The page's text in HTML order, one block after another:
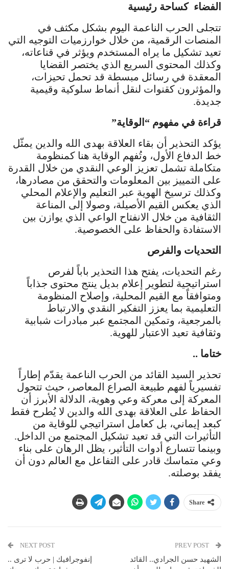
الفضاء كساحة رئيسية
تتجلى الحرب الناعمة اليوم بشكل مكثف في
المنصات الرقمية، من خلال خوارزميات التوجيه التي
تعيد تشكيل ما يراه المستخدم ويؤثر في قناعاته،
وكذلك المحتوى السريع الذي يختصر القضايا
المعقدة في رسائل مبسطة قد تحمل تحيزات،
والمؤثرون كقنوات لنقل أنماط سلوكية وقيمية
جديدة.
قراءة في مفهوم “الوقاية”
يؤكد التحذير أن بقاء العلاقة بهدى الله والدين يمثّل
خط الدفاع الأول، وتُفهم الوقاية هنا كمنظومة
متكاملة تشمل تعزيز الوعي النقدي من خلال القدرة
على التمييز بين المعلومات والتحقق من مصادرها،
وكذلك ترسيخ الهوية عبر التعليم والإعلام المحلي
الذي يعكس القيم الأصيلة، وصولا إلى المناعة
الثقافية من خلال الانفتاح الواعي الذي يوازن بين
الاستفادة والحفاظ على الخصوصية.
التحديات والفرص
رغم التحديات، يفتح هذا التحذير باباً لفرص
استراتيجية لتطوير إعلام بديل ينتج محتوى جذاباً
ومتوافقاً مع القيم المحلية، وإصلاح المنظومة
التعليمية بما يعزز التفكير النقدي والارتباط
بالمرجعية، وتمكين المجتمع عبر مبادرات شبابية
وثقافية تعيد الاعتبار للهوية.
ختاما ..
تحذير السيد القائد من الحرب الناعمة يقدّم إطاراً
تفسيرياً لفهم طبيعة الصراع المعاصر، حيث تتحول
المعركة إلى معركة وعي وهوية، الدلالة الأبرز أن
الحفاظ على العلاقة بهدى الله والدين لا يُطرح فقط
كبعد إيماني، بل كعامل استراتيجي للوقاية من
التأثيرات التي قد تعيد تشكيل المجتمع من الداخل.
وبينما تتسارع أدوات التأثير، يظل الرهان على بناء
وعي متماسك قادر على التفاعل مع العالم دون أن
يفقد بوصلته.
Share
الشهيد حسن الجرادي.. القائد
NEXT POST
إنفوجرافيك | حرب لا ترى ..